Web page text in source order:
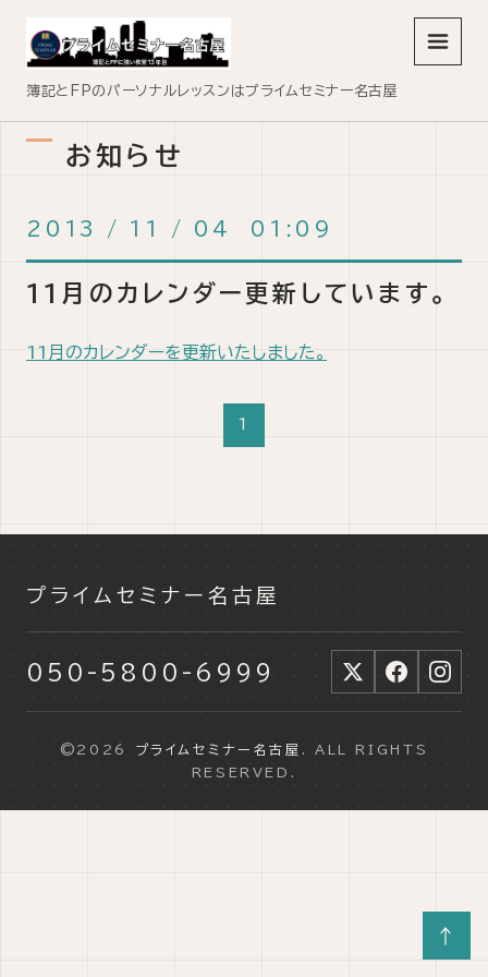
↑
簿記とFPのパーソナルレッスンはプライムセミナー名古屋
メニュ
お知らせ
2013 / 11 / 04 01:09
11月のカレンダー更新しています。
11月のカレンダーを更新いたしました。
1
プライムセミナー名古屋
050-5800-6999
©2026 プライムセミナー名古屋
. ALL RIGHTS
RESERVED.